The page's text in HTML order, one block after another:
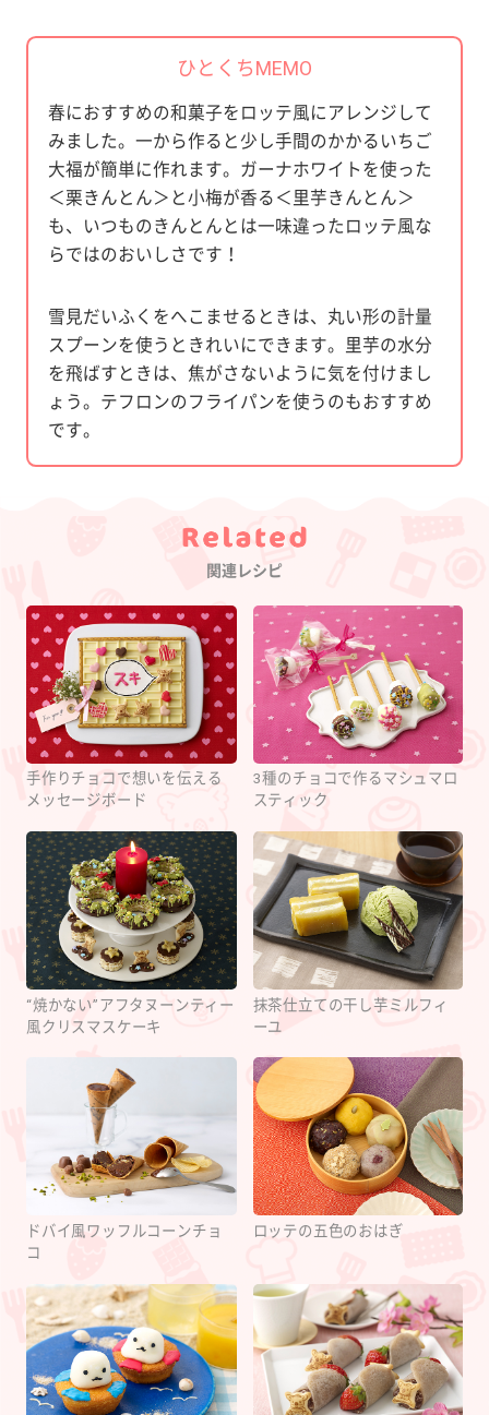
ひとくちMEMO
春におすすめの和菓子をロッテ風にアレンジして
みました。一から作ると少し手間のかかるいちご
大福が簡単に作れます。ガーナホワイトを使った
＜栗きんとん＞と小梅が香る＜里芋きんとん＞
も、いつものきんとんとは一味違ったロッテ風な
らではのおいしさです！
雪見だいふくをへこませるときは、丸い形の計量
スプーンを使うときれいにできます。里芋の水分
を飛ばすときは、焦がさないように気を付けまし
ょう。テフロンのフライパンを使うのもおすすめ
です。
Category
関連レシピ
手作りチョコで想いを伝える
メッセージボード
3種のチョコで作るマシュマロ
スティック
“焼かない”アフタヌーンティー
風クリスマスケーキ
抹茶仕立ての干し芋ミルフィ
ーユ
ドバイ風ワッフルコーンチョ
コ
ロッテの五色のおはぎ